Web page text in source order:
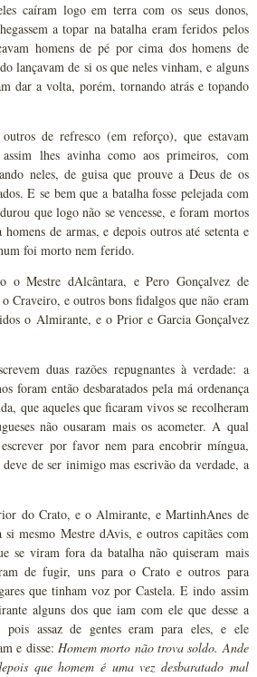
caíram logo em terra com os seus donos,
a topar na batalha eram feridos pelos
homens de pé por cima dos homens de
lançavam de si os que neles vinham, e alguns
dar a volta, porém, tornando atrás e topando
de refresco (em reforço), que estavam
lhes avinha como aos primeiros, com
neles, de guisa que prouve a Deus de os
E se bem que a batalha fosse pelejada com
que logo não se vencesse, e foram mortos
de armas, e depois outros até setenta e
foi morto nem ferido.
o Mestre dAlcântara, e Pero Gonçalvez de
Craveiro, e outros bons fidalgos que não eram
o Almirante, e o Prior e Garcia Gonçalvez
duas razões repugnantes à verdade: a
foram então desbaratados pela má ordenança
que aqueles que ficaram vivos se recolheram
não ousaram mais os acometer. A qual
por favor nem para encobrir míngua,
de ser inimigo mas escrivão da verdade, a
do Crato, e o Almirante, e MartinhAnes de
si mesmo Mestre dAvis, e outros capitães com
se viram fora da batalha não quiseram mais
de fugir, uns para o Crato e outros para
que tinham voz por Castela. E indo assim
alguns dos que iam com ele que desse a
assaz de gentes eram para eles, e ele
e disse: Homem morto não trova soldo. Ande
que homem é uma vez desbaratado mal